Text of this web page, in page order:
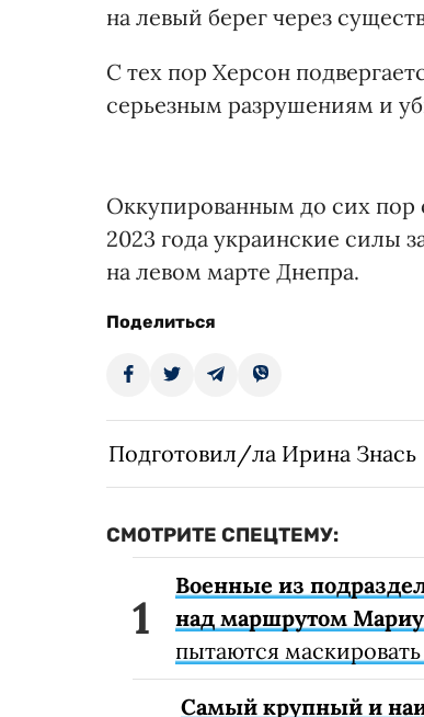
на левый берег через
С тех пор Херсон
серьезным разрушениям и
Оккупированным до сих пор
2023 года украинские силы
на левом марте Днепра.
Поделиться
Подготовил/ла Ирина Знась
СМОТРИТЕ СПЕЦТЕМУ:
Военные из
над маршрутом
пытаются
Самый крупный и